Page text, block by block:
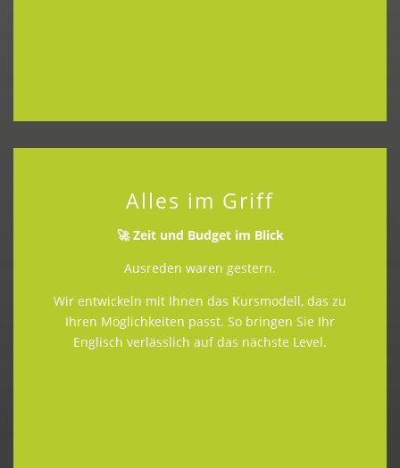
Alles im Griff
🚀 Zeit und Budget im Blick
Ausreden waren gestern.
Wir entwickeln mit Ihnen das Kursmodell, das zu
Ihren Möglichkeiten passt. So bringen Sie Ihr
Englisch verlässlich auf das nächste Level.